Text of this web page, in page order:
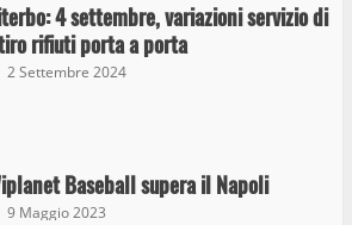
4 settembre, variazioni servizio di
rifiuti porta a porta
2 Settembre 2024
Baseball supera il Napoli
9 Maggio 2023